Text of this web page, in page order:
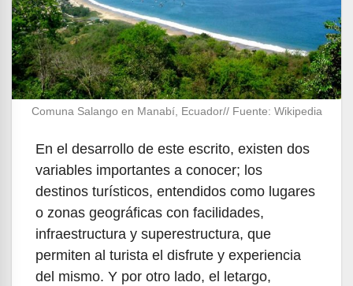
Comuna Salango en Manabí, Ecuador// Fuente: Wikipedia
En el desarrollo de este escrito, existen dos
variables importantes a conocer; los
destinos turísticos, entendidos como lugares
o zonas geográficas con facilidades,
infraestructura y superestructura, que
permiten al turista el disfrute y experiencia
del mismo. Y por otro lado, el letargo,